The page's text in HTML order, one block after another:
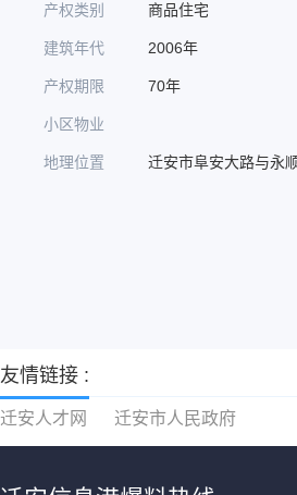
产权类别 商品住宅
建筑年代 2006年
产权期限 70年
小区物业
地理位置 迁安市阜安大路与永
友情链接 :
迁安人才网 迁安市人民政府